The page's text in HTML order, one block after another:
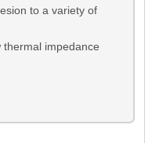
to a variety of
thermal impedance